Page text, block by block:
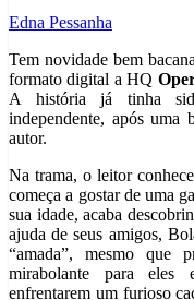
Edna Pessanha
Tem novidade bem
formato digital a HQ
A história já tinha
independente, após uma
autor.
Na trama, o leitor
começa a gostar de uma
sua idade, acaba
ajuda de seus amigos,
“amada”, mesmo que
mirabolante para eles
enfrentarem um furioso